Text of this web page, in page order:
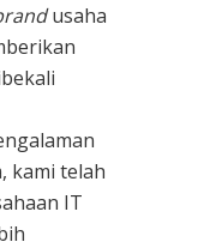
usaha
kami telah
IT